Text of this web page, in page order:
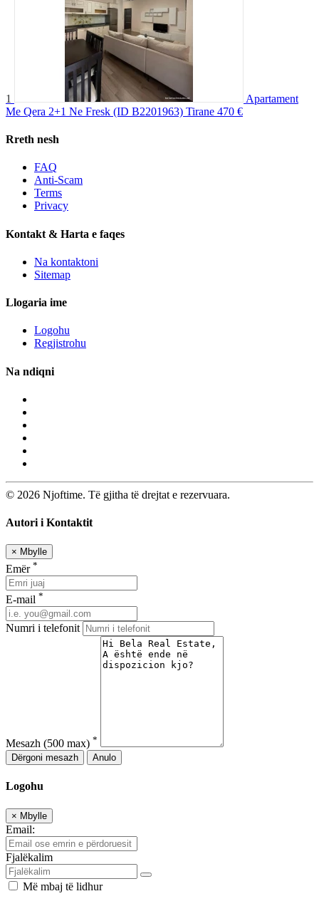
1
Apartament
Me Qera 2+1 Ne Fresk (ID B2201963) Tirane 470 €
Rreth nesh
FAQ
Anti-Scam
Terms
Privacy
Kontakt & Harta e faqes
Na kontaktoni
Sitemap
Llogaria ime
Logohu
Regjistrohu
Na ndiqni
© 2026 Njoftime. Të gjitha të drejtat e rezervuara.
Autori i Kontaktit
× Mbylle
Emër *
E-mail *
Numri i telefonit
Mesazh (500 max) *
Dërgoni mesazh
Anulo
Logohu
× Mbylle
Email:
Fjalëkalim
Më mbaj të lidhur